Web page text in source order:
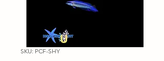
SKU: PCF-SHY